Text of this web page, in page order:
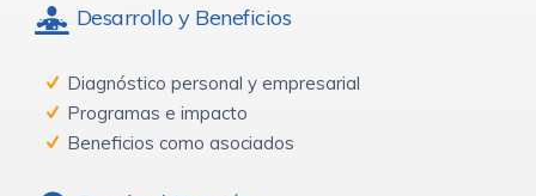
Desarrollo y Beneficios
Diagnóstico personal y empresarial
Programas e impacto
Beneficios como asociados